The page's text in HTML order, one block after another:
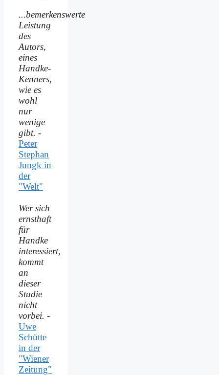
...bemerkenswerte
Leistung
des
Autors,
eines
Handke-
Kenners,
wie es
wohl
nur
wenige
gibt. -
Peter
Stephan
Jungk in
der
"Welt"
Wer sich
ernsthaft
für
Handke
interessiert,
kommt
an
dieser
Studie
nicht
vorbei. -
Uwe
Schütte
in der
"Wiener
Zeitung"